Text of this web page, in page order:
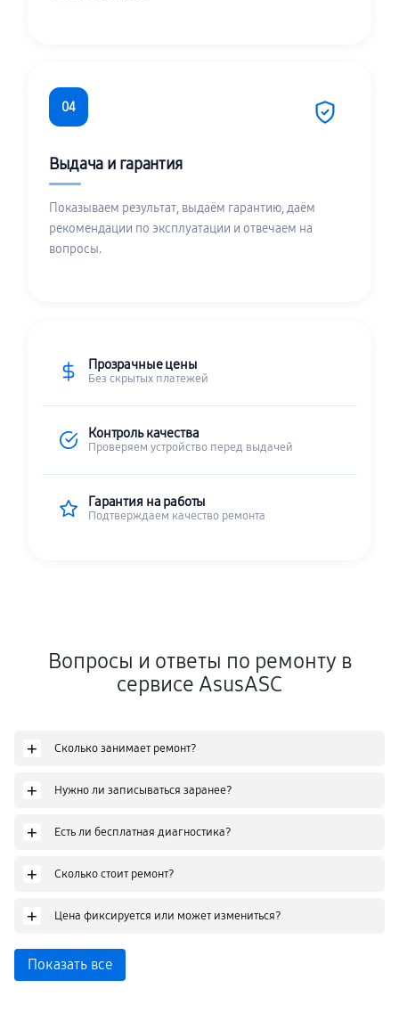
04
Выдача и гарантия
Показываем результат, выдаём гарантию, даём
рекомендации по эксплуатации и отвечаем на
вопросы.
Прозрачные цены
Без скрытых платежей
Контроль качества
Проверяем устройство перед выдачей
Гарантия на работы
Подтверждаем качество ремонта
Вопросы и ответы по ремонту в
сервисе AsusASC
+ Сколько занимает ремонт?
+ Нужно ли записываться заранее?
+ Есть ли бесплатная диагностика?
+ Сколько стоит ремонт?
+ Цена фиксируется или может измениться?
Показать все